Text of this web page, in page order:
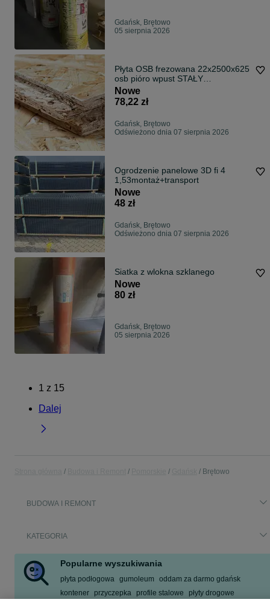
Gdańsk, Brętowo
05 sierpnia 2026
Płyta OSB frezowana 22x2500x625
osb pióro wpust STAŁY
DOSTAWCA
Nowe
78,22 zł
Gdańsk, Brętowo
Odświeżono dnia 07 sierpnia 2026
Ogrodzenie panelowe 3D fi 4
1,53montaż+transport
Nowe
48 zł
Gdańsk, Brętowo
Odświeżono dnia 07 sierpnia 2026
Siatka z wlokna szklanego
Nowe
80 zł
Gdańsk, Brętowo
05 sierpnia 2026
1 z 15
Dalej
Brętowo
BUDOWA I REMONT
KATEGORIA
Popularne wyszukiwania
płyta podłogowa gumoleum
oddam za darmo gdańsk
kontener
przyczepka profile stalowe
płyty drogowe